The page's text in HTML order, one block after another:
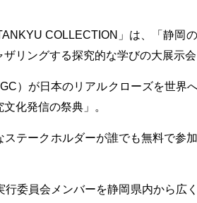
COLLECTION 」は、「静岡
リングする探究的な学びの大展示会
）が日本のリアルクローズを世界
化発信の祭典」。
テークホルダーが誰でも無料で参
行委員会メンバーを静岡県内から広